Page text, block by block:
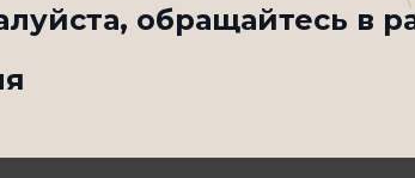
обращайтесь в